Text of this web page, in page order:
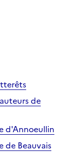
de
d'Annoeullin
de Beauvais